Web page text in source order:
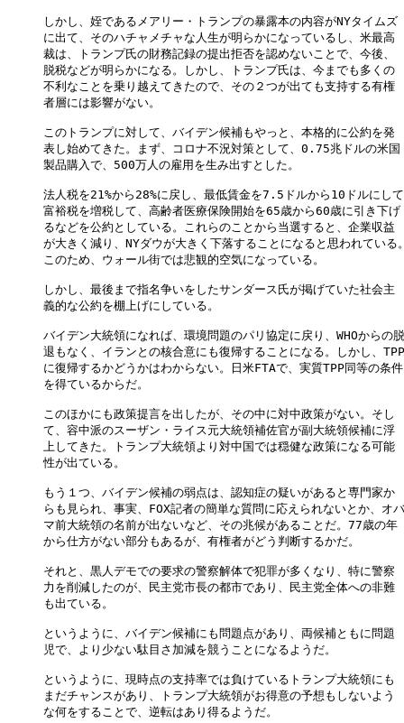
しかし、姪であるメアリー・トランプの暴露本の内容がNYタイムズ
に出て、そのハチャメチャな人生が明らかになっているし、米最高
裁は、トランプ氏の財務記録の提出拒否を認めないことで、今後、
脱税などが明らかになる。しかし、トランプ氏は、今までも多くの
不利なことを乗り越えてきたので、その２つが出ても支持する有権
者層には影響がない。
このトランプに対して、バイデン候補もやっと、本格的に公約を発
表し始めてきた。まず、コロナ不況対策として、0.75兆ドルの米国
製品購入で、500万人の雇用を生み出すとした。
法人税を21%から28%に戻し、最低賃金を7.5ドルから10ドルにし
富裕税を増税して、高齢者医療保険開始を65歳から60歳に引き下げ
るなどを公約としている。これらのことから当選すると、企業収益
が大きく減り、NYダウが大きく下落することになると思われている
このため、ウォール街では悲観的空気になっている。
しかし、最後まで指名争いをしたサンダース氏が掲げていた社会主
義的な公約を棚上げにしている。
バイデン大統領になれば、環境問題のパリ協定に戻り、WHOからの脱
退もなく、イランとの核合意にも復帰することになる。しかし、TPP
に復帰するかどうかはわからない。日米FTAで、実質TPP同等の条件
を得ているからだ。
このほかにも政策提言を出したが、その中に対中政策がない。そし
て、容中派のスーザン・ライス元大統領補佐官が副大統領候補に浮
上してきた。トランプ大統領より対中国では穏健な政策になる可能
性が出ている。
もう１つ、バイデン候補の弱点は、認知症の疑いがあると専門家か
らも見られ、事実、FOX記者の簡単な質問に応えられないとか、オバ
マ前大統領の名前が出ないなど、その兆候があることだ。77歳の年
から仕方がない部分もあるが、有権者がどう判断するかだ。
それと、黒人デモでの要求の警察解体で犯罪が多くなり、特に警察
力を削減したのが、民主党市長の都市であり、民主党全体への非難
も出ている。
というように、バイデン候補にも問題点があり、両候補ともに問題
児で、より少ない駄目さ加減を競うことになるようだ。
というように、現時点の支持率では負けているトランプ大統領にも
まだチャンスがあり、トランプ大統領がお得意の予想もしないよう
な何をすることで、逆転はあり得るようだ。